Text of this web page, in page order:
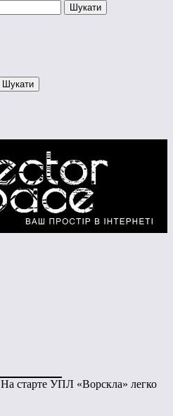
На старте УПЛ «Ворскла» легко